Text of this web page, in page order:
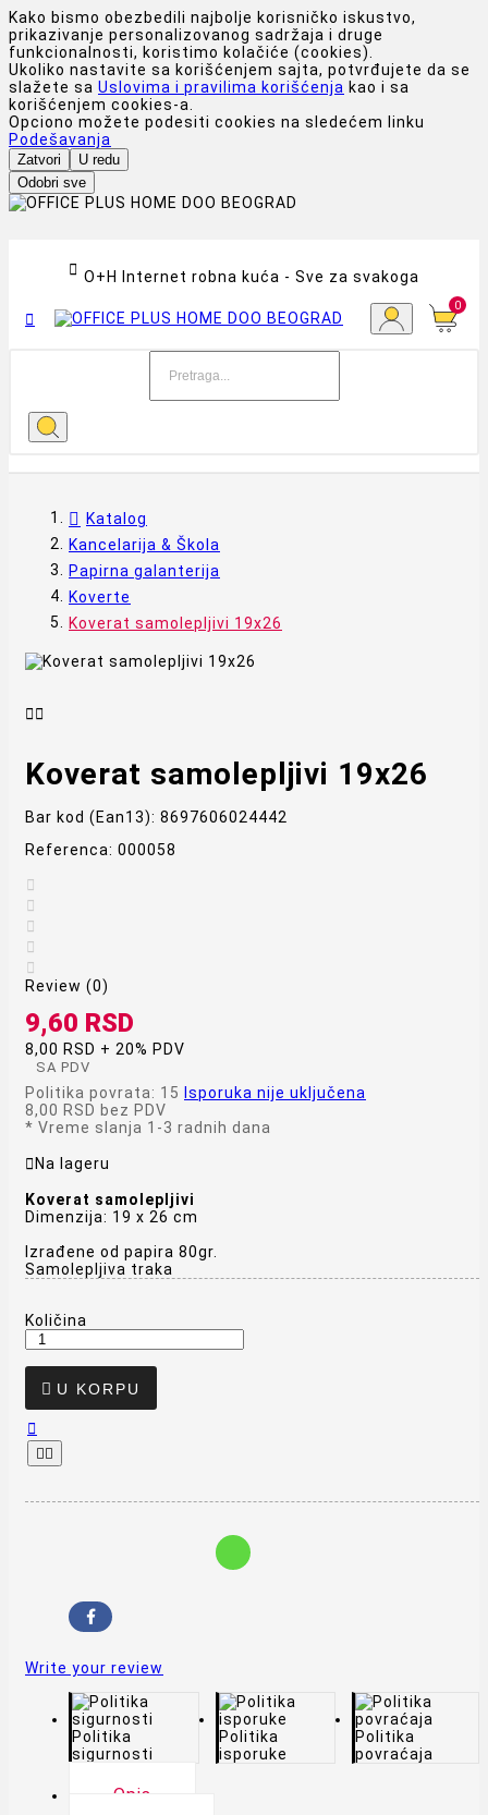
Kako bismo obezbedili najbolje korisničko iskustvo,
prikazivanje personalizovanog sadržaja i druge
funkcionalnosti, koristimo kolačiće (cookies).
Ukoliko nastavite sa korišćenjem sajta, potvrđujete da se
slažete sa Uslovima i pravilima korišćenja kao i sa
korišćenjem cookies-a.
Opciono možete podesiti cookies na sledećem linku
Podešavanja
Zatvori
U redu
Odobri sve
 O+H Internet robna kuća - Sve za svakoga

0
Katalog
Kancelarija & Škola
Papirna galanterija
Koverte
Koverat samolepljivi 19x26

Koverat samolepljivi 19x26
Bar kod (Ean13): 8697606024442
Referenca: 000058





Review (0)
9,60 RSD
8,00 RSD + 20% PDV
SA PDV
Politika povrata: 15
Isporuka nije uključena
8,00 RSD bez PDV
* Vreme slanja 1-3 radnih dana
 Na lageru
Koverat samolepljivi
Dimenzija: 19 x 26 cm
Izrađene od papira 80gr.
Samolepljiva traka
Količina
 U KORPU

 
Write your review
Politika
sigurnosti
Politika
isporuke
Politika
povraćaja
Opis